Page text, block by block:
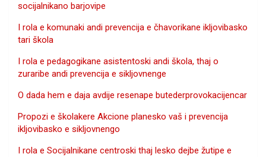
socijalnikano barjovipe
I rola e komunaki andi prevencija e čhavorikane ikljovibasko
tari škola
I rola e pedagogikane asistentoski andi škola, thaj o
zuraribe andi prevencija e sikljovnenge
O dada hem e daja avdije resenape butederprovokacijencar
Propozi e školakere Akcione planesko vaš i prevencija
ikljovibasko e sikljovnengo
I rola e Socijalnikane centroski thaj lesko dejbe žutipe e